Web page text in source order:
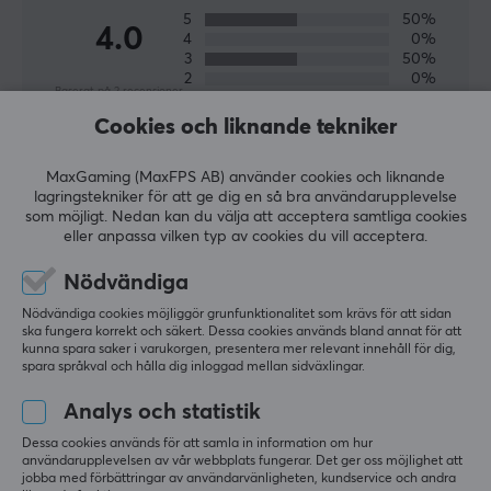
PC, Xbox One, Xbox Series
Lila
GARANTI
Producentens garanti
2 års garanti
4.0
Baserat på 2 recensioner
5
50%
4
0%
3
50%
2
0%
Relevans
Alla recensioner
Johan K
Verifierad köpare
Level 10
Sazzy Challenger
PC
VR Nintendo
PDP Rematch Trådad Kontroll (Xbox Series/Xbox One/PC) - Purple Fade
Kevin S
Cookies och liknande tekniker
MaxGaming (MaxFPS AB) använder cookies och liknande
lagringstekniker för att ge dig en så bra användarupplevelse
som möjligt. Nedan kan du välja att acceptera samtliga cookies
eller anpassa vilken typ av cookies du vill acceptera.
Nödvändiga
Nödvändiga cookies möjliggör grunfunktionalitet som krävs för att sidan
ska fungera korrekt och säkert. Dessa cookies används bland annat för att
kunna spara saker i varukorgen, presentera mer relevant innehåll för dig,
spara språkval och hålla dig inloggad mellan sidväxlingar.
Analys och statistik
Dessa cookies används för att samla in information om hur
användarupplevelsen av vår webbplats fungerar. Det ger oss möjlighet att
jobba med förbättringar av användarvänligheten, kundservice och andra